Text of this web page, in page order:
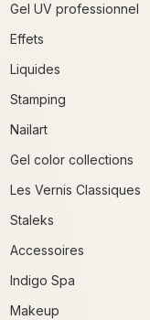
Gel UV professionnel
Effets
Liquides
Stamping
Nailart
Gel color collections
Les Vernis Classiques
Staleks
Accessoires
Indigo Spa
Makeup